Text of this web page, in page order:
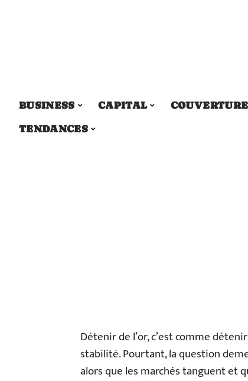
BUSINESS CAPITAL COUVERTURE
TENDANCES
Détenir de l’or, c’est comme
stabilité. Pourtant, la question
alors que les marchés tanguent et